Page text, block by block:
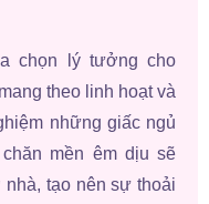
chọn lý tưởng cho
theo linh hoạt và
những giấc ngủ
mền êm dịu sẽ
tạo nên sự thoải